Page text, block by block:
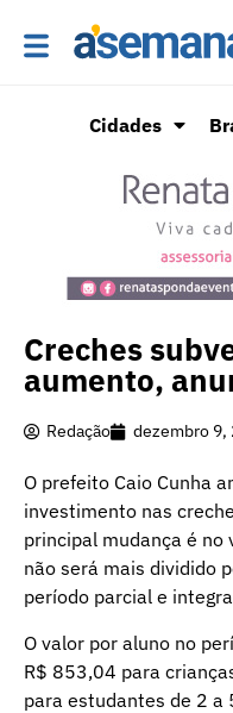
Cidades
Creches
aumento,
Redação dezembro 9,
O prefeito Caio Cunha
investimento nas
principal mudança é no
não será mais dividido
período parcial e
O valor por aluno no
R$ 853,04 para
para estudantes de 2 a